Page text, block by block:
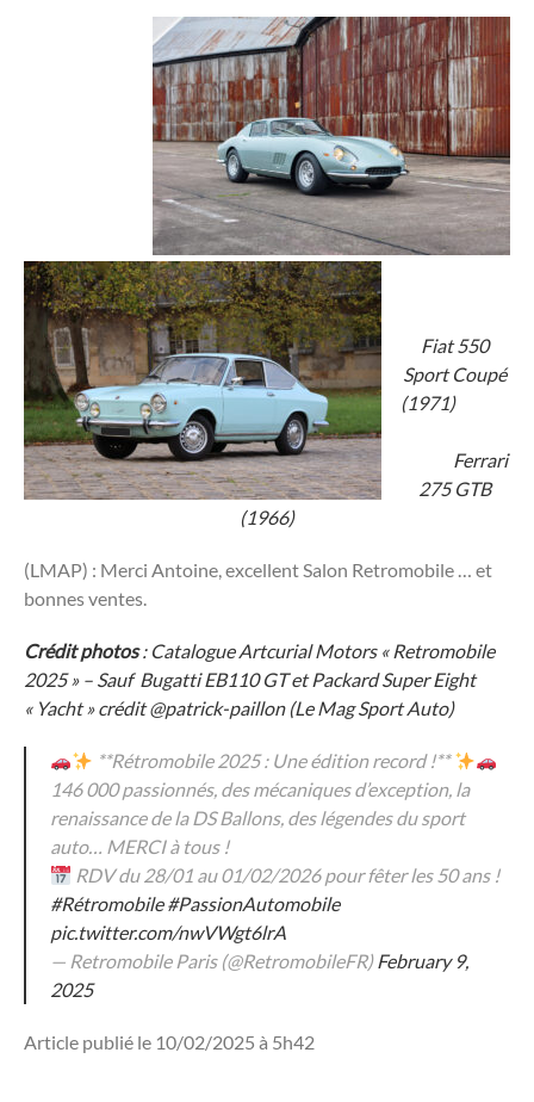
Fiat 550
Sport Coupé
(1971)
Ferrari
275 GTB
(1966)
(LMAP) : Merci Antoine, excellent Salon Retromobile … et
bonnes ventes.
Crédit photos: Catalogue Artcurial Motors « Retromobile
2025 » – Sauf Bugatti EB110 GT et Packard Super Eight
« Yacht » crédit @patrick-paillon (Le Mag Sport Auto)
**Rétromobile 2025 : Une édition record !**
146 000 passionnés, des mécaniques d’exception, la
renaissance de la DS Ballons, des légendes du sport
auto… MERCI à tous !
RDV du 28/01 au 01/02/2026 pour fêter les 50 ans !
#Rétromobile #PassionAutomobile
pic.twitter.com/nwVWgt6lrA
— Retromobile Paris (@RetromobileFR)February 9,
2025
Article publié le 10/02/2025 à 5h42